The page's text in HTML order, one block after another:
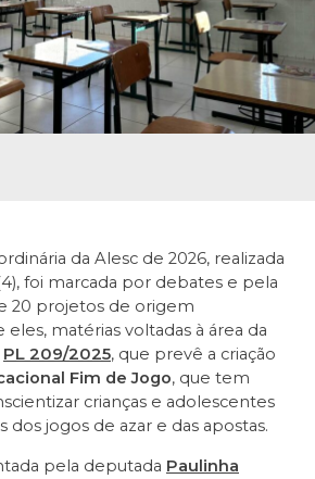
da Alesc de 2026, realizada
foi marcada por debates e pela
20 projetos de origem
matérias voltadas à área da
PL 209/2025, que prevê a criação
Fim de Jogo, que tem
crianças e adolescentes
dos jogos de azar e das apostas.
pela deputada Paulinha